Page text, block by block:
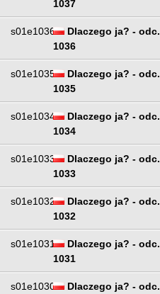
1037
s01e1036
Dlaczego ja? - odc.
1036
s01e1035
Dlaczego ja? - odc.
1035
s01e1034
Dlaczego ja? - odc.
1034
s01e1033
Dlaczego ja? - odc.
1033
s01e1032
Dlaczego ja? - odc.
1032
s01e1031
Dlaczego ja? - odc.
1031
s01e1030
Dlaczego ja? - odc.